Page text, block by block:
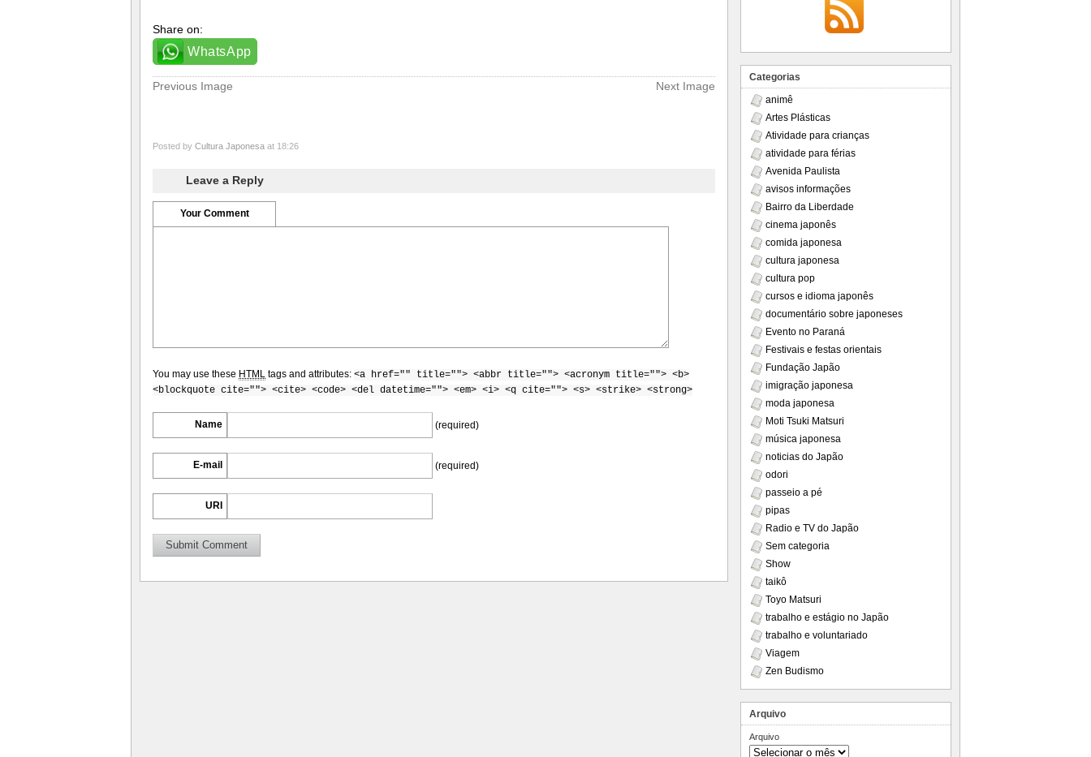
Share on:
WhatsApp
Previous Image Next Image
Posted by Cultura Japonesa at 18:26
Leave a Reply
Your Comment
You may use these HTML tags and attributes: <a href="" title=""> <abbr title=""> <acronym title=""> <b>
<blockquote cite=""> <cite> <code> <del datetime=""> <em> <i> <q cite=""> <s> <strike> <strong>
Name (required)
E-mail (required)
URI
Categorias
animê
Artes Plásticas
Atividade para crianças
atividade para férias
Avenida Paulista
avisos informações
Bairro da Liberdade
cinema japonês
comida japonesa
cultura japonesa
cultura pop
cursos e idioma japonês
documentário sobre japoneses
Evento no Paraná
Festivais e festas orientais
Fundação Japão
imigração japonesa
moda japonesa
Moti Tsuki Matsuri
música japonesa
noticias do Japão
odori
passeio a pé
pipas
Radio e TV do Japão
Sem categoria
Show
taikô
Toyo Matsuri
trabalho e estágio no Japão
trabalho e voluntariado
Viagem
Zen Budismo
Arquivo
Arquivo